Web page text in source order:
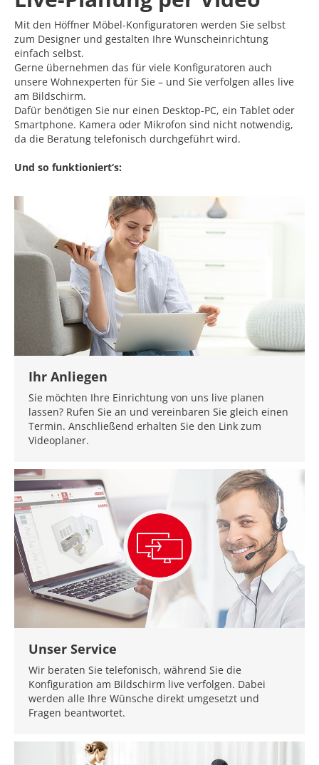
Mit den Höffner Möbel-Konfiguratoren werden Sie selbst
zum Designer und gestalten Ihre Wunscheinrichtung
einfach selbst.
Gerne übernehmen das für viele Konfiguratoren auch
unsere Wohnexperten für Sie – und Sie verfolgen alles live
am Bildschirm.
Dafür benötigen Sie nur einen Desktop-PC, ein Tablet oder
Smartphone. Kamera oder Mikrofon sind nicht notwendig,
da die Beratung telefonisch durchgeführt wird.
Und so funktioniert‘s:
Ihr Anliegen
Sie möchten Ihre Einrichtung von uns live planen
lassen? Rufen Sie an und vereinbaren Sie gleich einen
Termin. Anschließend erhalten Sie den Link zum
Videoplaner.
Unser Service
Wir beraten Sie telefonisch, während Sie die
Konfiguration am Bildschirm live verfolgen. Dabei
werden alle Ihre Wünsche direkt umgesetzt und
Fragen beantwortet.